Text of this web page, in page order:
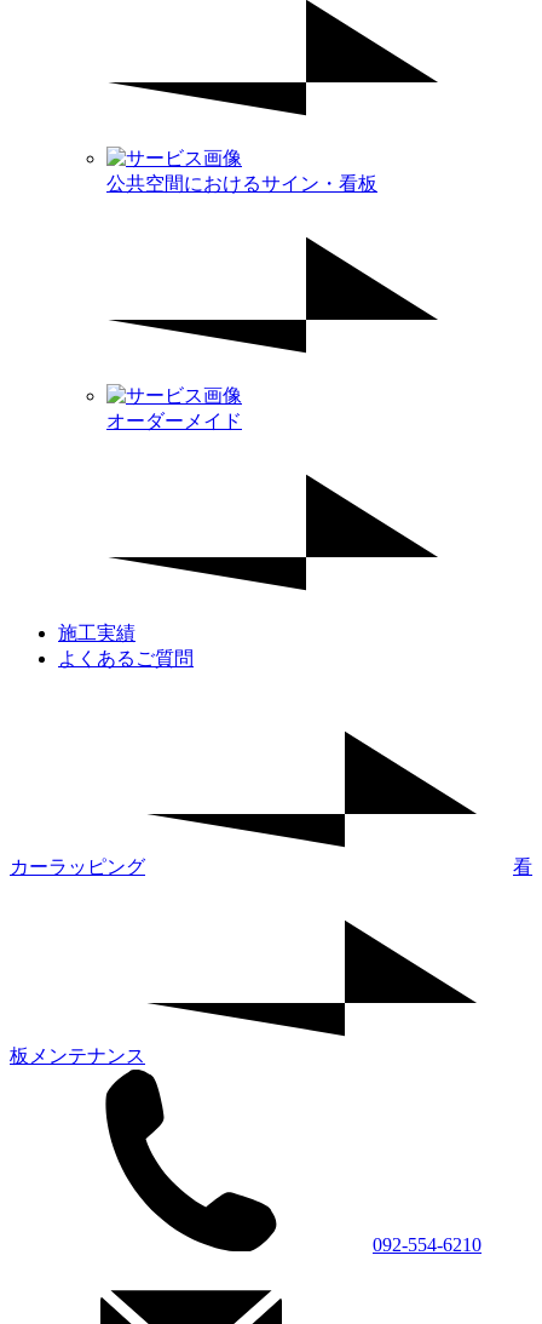
公共空間におけるサイン・看板
オーダーメイド
施工実績
よくあるご質問
カーラッピング 看
板メンテナンス
092-554-6210